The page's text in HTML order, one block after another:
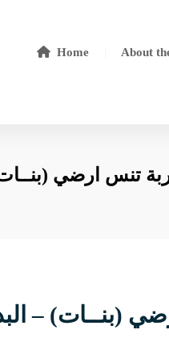
Home About
تنس ارضي
(بنــات) –